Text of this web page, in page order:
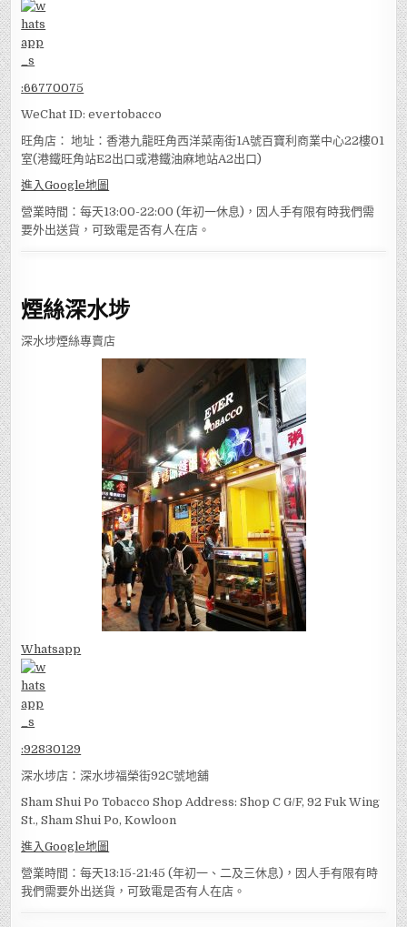
:66770075
WeChat ID: evertobacco
旺角店： 地址：香港九龍旺角西洋菜南街1A號百寶利商業中心22樓01
室(港鐵旺角站E2出口或港鐵油麻地站A2出口)
進入Google地圖
營業時間：每天13:00-22:00 (年初一休息)，因人手有限有時我們需
要外出送貨，可致電是否有人在店。
煙絲深水埗
深水埗煙絲專賣店
Whatsapp
:92830129
深水埗店：深水埗福榮街92C號地舖
Sham Shui Po Tobacco Shop Address: Shop C G/F, 92 Fuk Wing
St., Sham Shui Po, Kowloon
進入Google地圖
營業時間：每天13:15-21:45 (年初一、二及三休息)，因人手有限有時
我們需要外出送貨，可致電是否有人在店。